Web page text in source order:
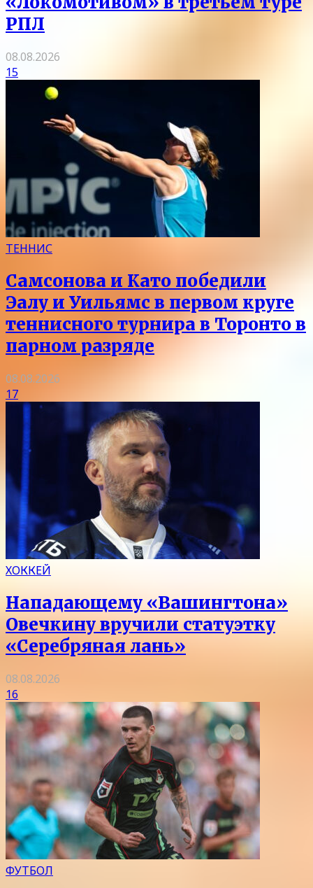
РПЛ
08.08.2026
15
ТЕННИС
Самсонова и Като победили
Эалу и Уильямс в первом круге
теннисного турнира в Торонто в
парном разряде
08.08.2026
17
ХОККЕЙ
Нападающему «Вашингтона»
Овечкину вручили статуэтку
«Серебряная лань»
08.08.2026
16
ФУТБОЛ